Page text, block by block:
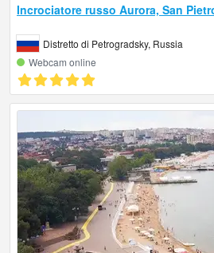
Incrociatore russo Aurora, San
Distretto di Petrogradsky, Russia
Webcam online